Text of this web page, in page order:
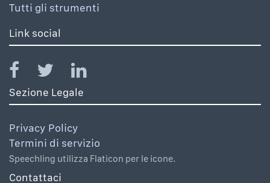
Tutti gli strumenti
Link social
Sezione Legale
Privacy Policy
Termini di servizio
Speechling utilizza Flaticon per le icone.
Contattaci